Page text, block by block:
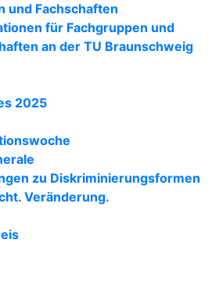
und Fachschaften
für Fachgruppen und
an der TU Braunschweig
2025
zu Diskriminierungsformen
Veränderung.